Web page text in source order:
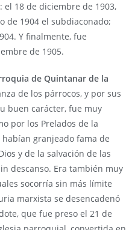
el 18 de diciembre de 1903,
de 1904 el subdiaconado;
Y finalmente, fue
de 1905.
de Quintanar de la
de los párrocos, y por sus
buen carácter, fue muy
por los Prelados de la
habían granjeado fama de
y de la salvación de las
descanso. Era también muy
socorría sin más límite
marxista se desencadenó
que fue preso el 21 de